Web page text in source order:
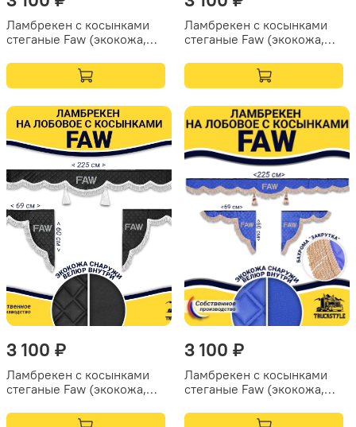
Ламбрекен с косынками
стеганые Faw (экокожа,
Ламбрекен с косынками
стеганые Faw (экокожа,
3 100 ₽
Ламбрекен с косынками
стеганые Faw (экокожа,
3 100 ₽
Ламбрекен с косынками
стеганые Faw (экокожа,
"закрутка")